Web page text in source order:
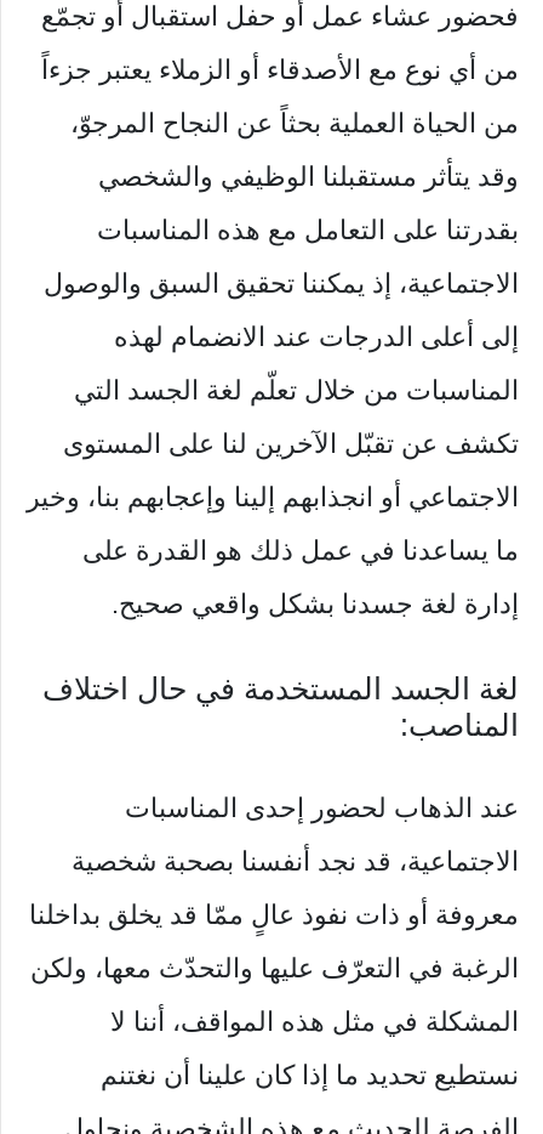
فحضور عشاء عمل أو حفل استقبال أو تجمّع
من أي نوع مع الأصدقاء أو الزملاء يعتبر جزءاً
من الحياة العملية بحثاً عن النجاح المرجوّ،
وقد يتأثر مستقبلنا الوظيفي والشخصي
بقدرتنا على التعامل مع هذه المناسبات
الاجتماعية، إذ يمكننا تحقيق السبق والوصول
إلى أعلى الدرجات عند الانضمام لهذه
المناسبات من خلال تعلّم لغة الجسد التي
تكشف عن تقبّل الآخرين لنا على المستوى
الاجتماعي أو انجذابهم إلينا وإعجابهم بنا، وخير
ما يساعدنا في عمل ذلك هو القدرة على
إدارة لغة جسدنا بشكل واقعي صحيح.
لغة الجسد المستخدمة في حال اختلاف
المناصب:
عند الذهاب لحضور إحدى المناسبات
الاجتماعية، قد نجد أنفسنا بصحبة شخصية
معروفة أو ذات نفوذ عالٍ ممّا قد يخلق بداخلنا
الرغبة في التعرّف عليها والتحدّث معها، ولكن
المشكلة في مثل هذه المواقف، أننا لا
نستطيع تحديد ما إذا كان علينا أن نغتنم